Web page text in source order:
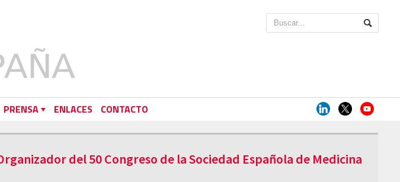
PRENSA ENLACES CONTACTO
del 50 Congreso de la Sociedad Española de Medicina